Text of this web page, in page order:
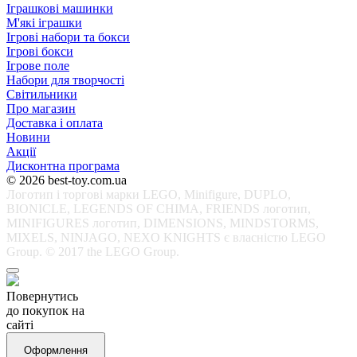
Іграшкові машинки
М'які іграшки
Ігрові набори та бокси
Ігрові бокси
Ігрове поле
Набори для творчості
Світильники
Про магазин
Доставка і оплата
Новини
Акції
Дисконтна програма
© 2026 best-toy.com.ua
Логотип і торгові марки LEGO, Minifigure, DUPLO,
BIONICLE, LEGENDS OF CHIMA, FRIENDS логотип,
MINIFIGURES логотип, DIMENSIONS, MINDSTORMS,
MIXELS, NINJAGO, NEXO KNIGHTS є власністю LEGO
Group. © 2017 the LEGO Group.
Повернутись
до покупок на
сайті
Оформлення